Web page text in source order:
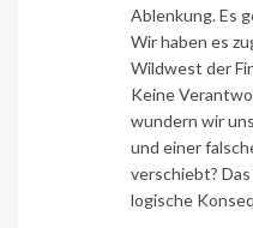
Ablenkung. Es
Wir haben es
Wildwest der
Keine
wundern wir
und einer
verschiebt?
logische